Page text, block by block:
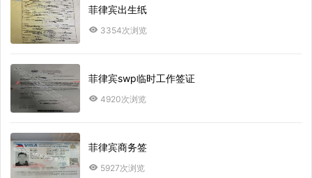
菲律宾出生纸
3354次浏览
菲律宾swp临时工作签证
4920次浏览
菲律宾商务签
5927次浏览